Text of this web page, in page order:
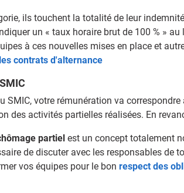
ils touchent la totalité de leur
un « taux horaire brut de 100 % » au
à ces nouvelles mises en place et
contrats d'alternance
SMIC, votre rémunération va
des activités partielles réalisées. En
partiel est un concept totalement
de discuter avec les responsables de
vos équipes pour le bon respect des